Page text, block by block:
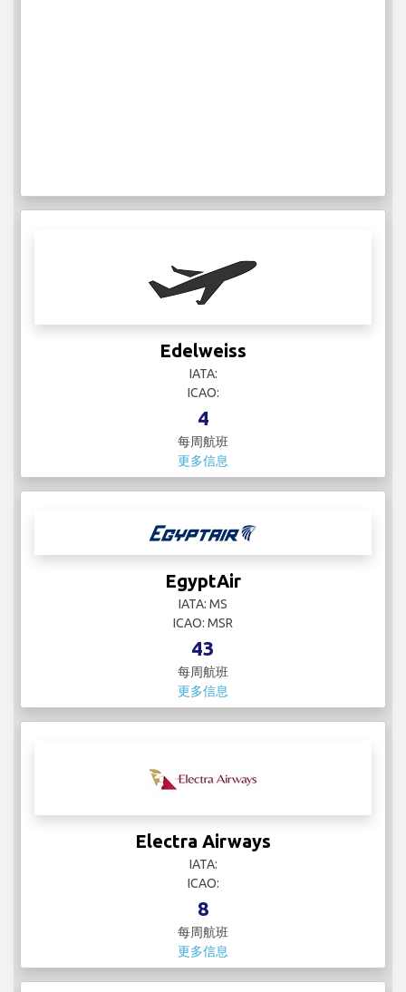
Edelweiss
IATA:
ICAO:
4
每周航班
更多信息
EgyptAir
IATA: MS
ICAO: MSR
43
每周航班
更多信息
Electra Airways
IATA:
ICAO:
8
每周航班
更多信息